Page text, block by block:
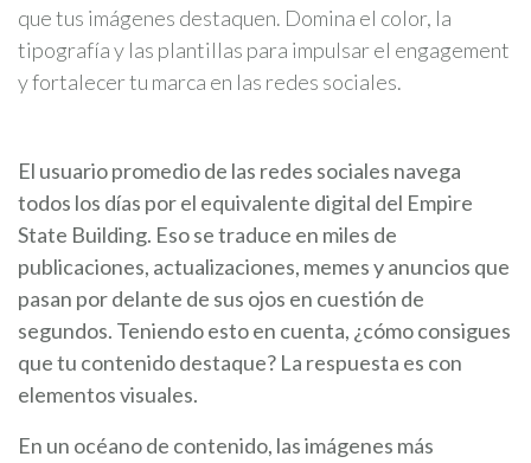
que tus imágenes destaquen. Domina el color, la
tipografía y las plantillas para impulsar el engagement
y fortalecer tu marca en las redes sociales.
El usuario promedio de las redes sociales navega
todos los días por el equivalente digital del Empire
State Building. Eso se traduce en miles de
publicaciones, actualizaciones, memes y anuncios que
pasan por delante de sus ojos en cuestión de
segundos. Teniendo esto en cuenta, ¿cómo consigues
que tu contenido destaque? La respuesta es con
elementos visuales.
En un océano de contenido, las imágenes más